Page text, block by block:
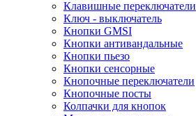
Клавишные переключатели
Ключ - выключатель
Кнопки GMSI
Кнопки антивандальные
Кнопки пьезо
Кнопки сенсорные
Кнопочные переключатели
Кнопочные посты
Колпачки для кнопок